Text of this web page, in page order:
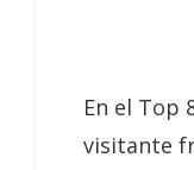
En el Top
visitante